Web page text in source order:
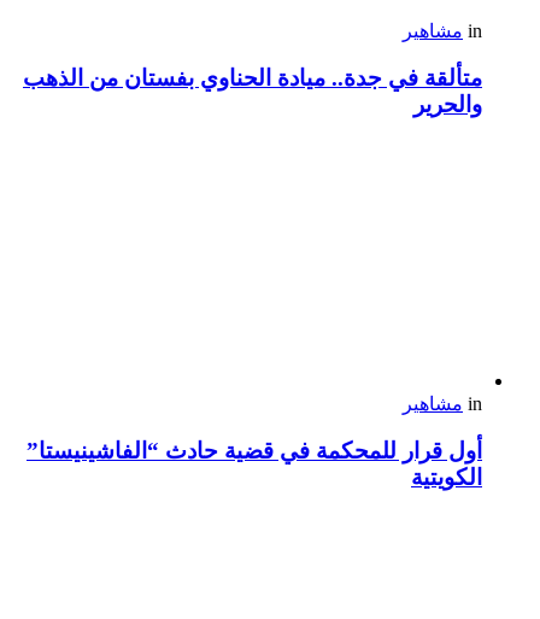
in مشاهير
متألقة في جدة.. ميادة الحناوي بفستان من الذهب
والحرير
in مشاهير
أول قرار للمحكمة في قضية حادث “الفاشينيستا”
الكويتية